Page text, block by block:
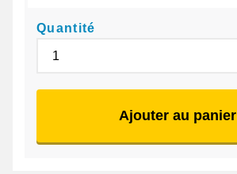
Quantité
Ajouter au panier